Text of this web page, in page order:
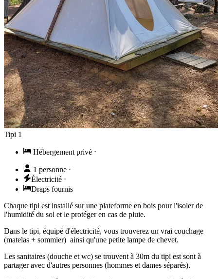
Tipi 1
Hébergement privé ⋅
1 personne ⋅
Électricité ⋅
Draps fournis
Chaque tipi est installé sur une plateforme en bois pour l'isoler de
l'humidité du sol et le protéger en cas de pluie.
Dans le tipi, équipé d'électricité, vous trouverez un vrai couchage
(matelas + sommier) ainsi qu'une petite lampe de chevet.
Les sanitaires (douche et wc) se trouvent à 30m du tipi est sont à
partager avec d'autres personnes (hommes et dames séparés).